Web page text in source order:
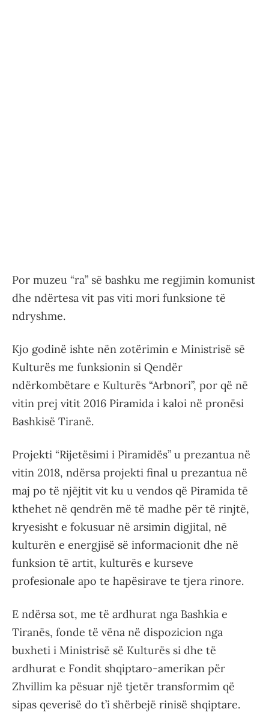
Por muzeu “ra” së bashku me regjimin komunist
dhe ndërtesa vit pas viti mori funksione të
ndryshme.
Kjo godinë ishte nën zotërimin e Ministrisë së
Kulturës me funksionin si Qendër
ndërkombëtare e Kulturës “Arbnori”, por që në
vitin prej vitit 2016 Piramida i kaloi në pronësi
Bashkisë Tiranë.
Projekti “Rijetësimi i Piramidës” u prezantua në
vitin 2018, ndërsa projekti final u prezantua në
maj po të njëjtit vit ku u vendos që Piramida të
kthehet në qendrën më të madhe për të rinjtë,
kryesisht e fokusuar në arsimin digjital, në
kulturën e energjisë së informacionit dhe në
funksion të artit, kulturës e kurseve
profesionale apo te hapësirave te tjera rinore.
E ndërsa sot, me të ardhurat nga Bashkia e
Tiranës, fonde të vëna në dispozicion nga
buxheti i Ministrisë së Kulturës si dhe të
ardhurat e Fondit shqiptaro-amerikan për
Zhvillim ka pësuar një tjetër transformim që
sipas qeverisë do t’i shërbejë rinisë shqiptare.